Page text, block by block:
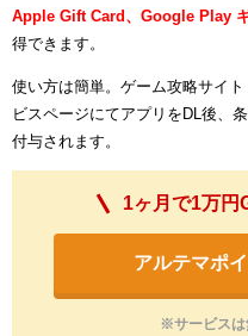
Apple Gift Card、Google Play
得できます。
使い方は簡単。ゲーム攻略サイ
ビスページにてアプリをDL後、
付与されます。
1ヶ月で1万円
アルテマポ
※サービスは